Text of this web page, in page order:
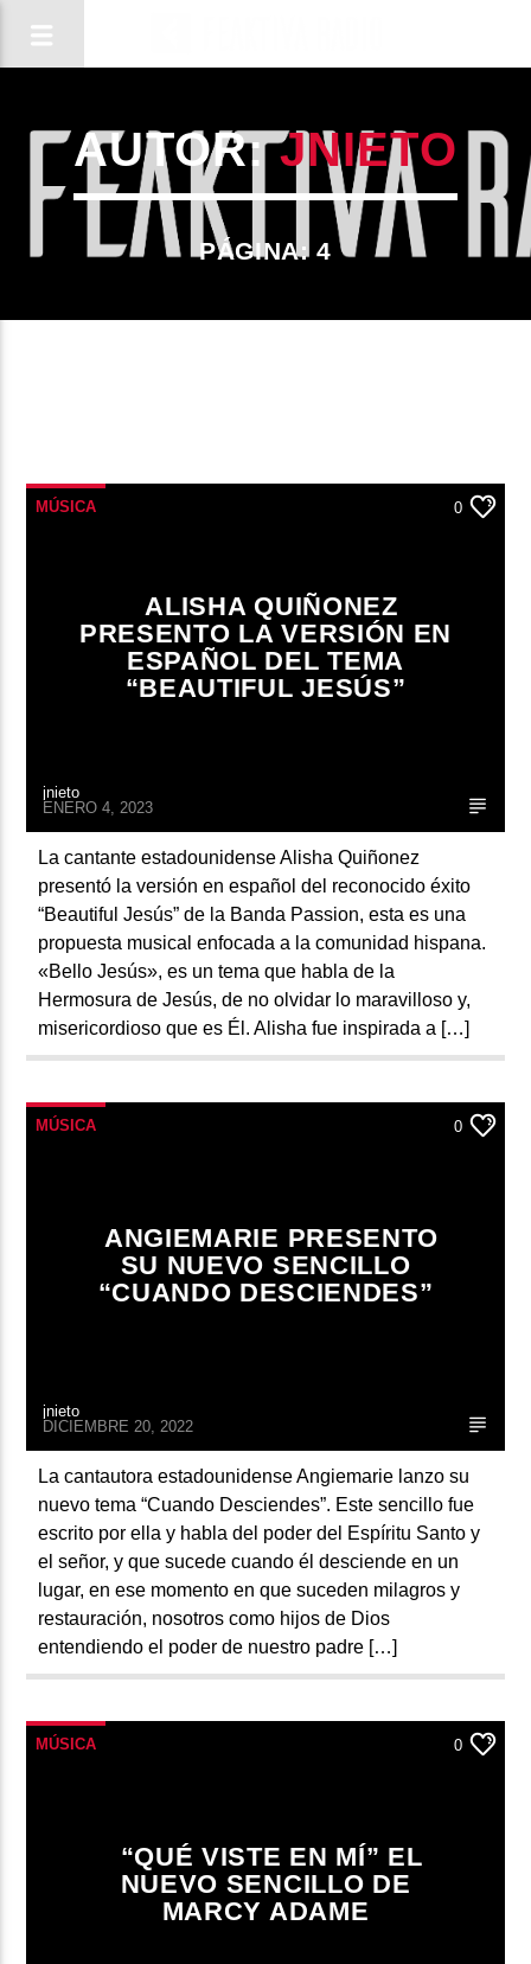
CANCIÓN ACTUAL
TÍTULO
AUTOR:JNIETO
PÁGINA: 4
MÚSICA 0
ALISHA QUIÑONEZ
PRESENTO LA VERSIÓN EN
ESPAÑOL DEL TEMA
“BEAUTIFUL JESÚS”
jnieto
ENERO 4, 2023
La cantante estadounidense Alisha Quiñonez
presentó la versión en español del reconocido éxito
“Beautiful Jesús” de la Banda Passion, esta es una
propuesta musical enfocada a la comunidad hispana.
«Bello Jesús», es un tema que habla de la
Hermosura de Jesús, de no olvidar lo maravilloso y,
misericordioso que es Él. Alisha fue inspirada a […]
MÚSICA 0
ANGIEMARIE PRESENTO
SU NUEVO SENCILLO
“CUANDO DESCIENDES”
jnieto
DICIEMBRE 20, 2022
La cantautora estadounidense Angiemarie lanzo su
nuevo tema “Cuando Desciendes”. Este sencillo fue
escrito por ella y habla del poder del Espíritu Santo y
el señor, y que sucede cuando él desciende en un
lugar, en ese momento en que suceden milagros y
restauración, nosotros como hijos de Dios
entendiendo el poder de nuestro padre […]
MÚSICA 0
“QUÉ VISTE EN MÍ” EL
NUEVO SENCILLO DE
MARCY ADAME